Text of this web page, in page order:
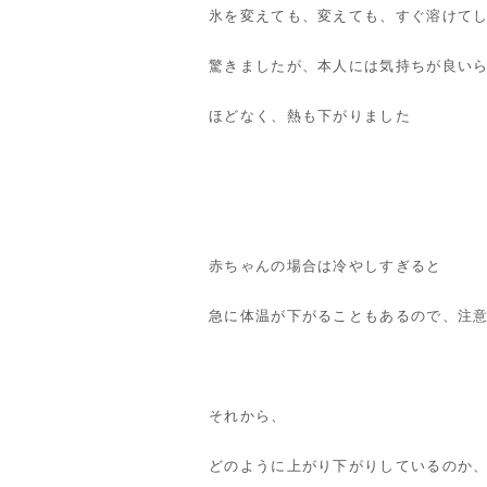
氷を変えても、変えても、すぐ溶けて
驚きましたが、本人には気持ちが良いら
ほどなく、熱も下がりました
赤ちゃんの場合は冷やしすぎると
急に体温が下がることもあるので、注
それから、
どのように上がり下がりしているのか、